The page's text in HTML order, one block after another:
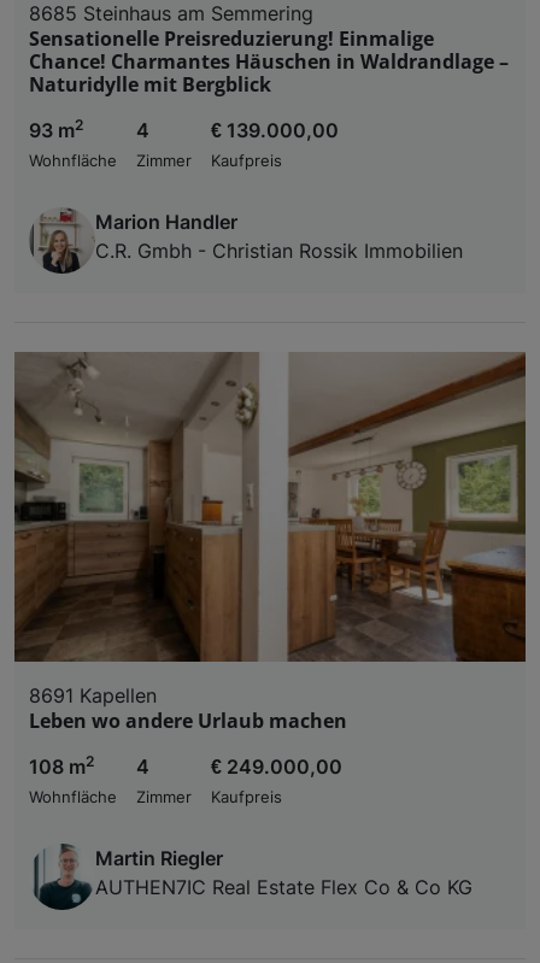
8685 Steinhaus am Semmering
Sensationelle Preisreduzierung! Einmalige
Chance! Charmantes Häuschen in Waldrandlage –
Naturidylle mit Bergblick
93 m2
Wohnfläche
4
Zimmer
€ 139.000,00
Kaufpreis
Marion Handler
C.R. Gmbh - Christian Rossik Immobilien
8691 Kapellen
Leben wo andere Urlaub machen
108 m2
Wohnfläche
4
Zimmer
€ 249.000,00
Kaufpreis
Martin Riegler
AUTHEN7IC Real Estate Flex Co & Co KG